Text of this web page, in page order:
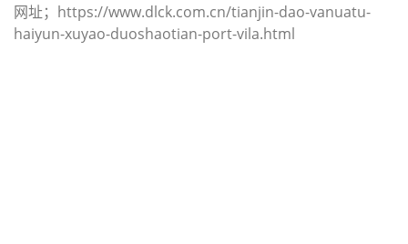
网址；https://www.dlck.com.cn/tianjin-dao-vanuatu-
haiyun-xuyao-duoshaotian-port-vila.html